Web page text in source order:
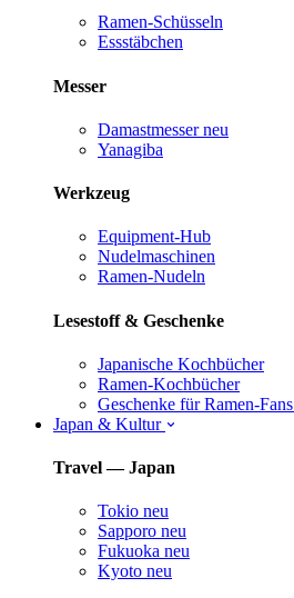
Ramen-Schüsseln
Essstäbchen
Messer
Damastmesser neu
Yanagiba
Werkzeug
Equipment-Hub
Nudelmaschinen
Ramen-Nudeln
Lesestoff & Geschenke
Japanische Kochbücher
Ramen-Kochbücher
Geschenke für Ramen-Fans
Japan & Kultur
Travel — Japan
Tokio neu
Sapporo neu
Fukuoka neu
Kyoto neu